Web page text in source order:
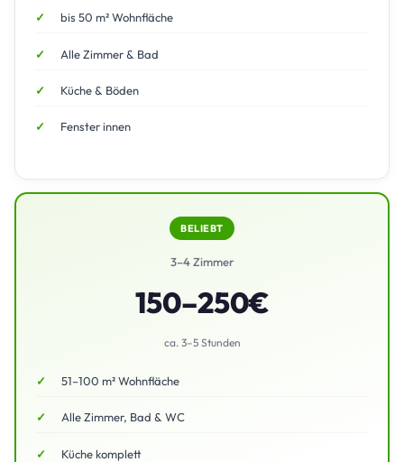
bis 50 m² Wohnfläche
Alle Zimmer & Bad
Küche & Böden
Fenster innen
BELIEBT
3–4 Zimmer
150–250€
ca. 3–5 Stunden
51–100 m² Wohnfläche
Alle Zimmer, Bad & WC
Küche komplett